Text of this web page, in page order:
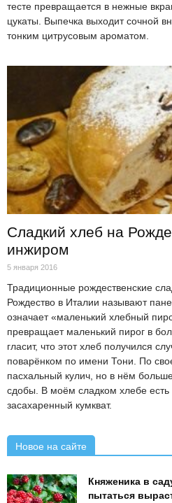
тесте превращается в нежные
цукаты. Выпечка выходит сочной
тонким цитрусовым ароматом.
Сладкий хлеб на
инжиром
5 января 2016
Традиционные рождественские
Рождество в Италии называют
означает «маленький хлебный
превращает маленький пирог в
гласит, что этот хлеб получился
поварёнком по имени Тони. По
пасхальный кулич, но в нём
сдобы. В моём сладком хлебе
засахаренный кумкват.
Новое на сайте
Княженика в
пытаться